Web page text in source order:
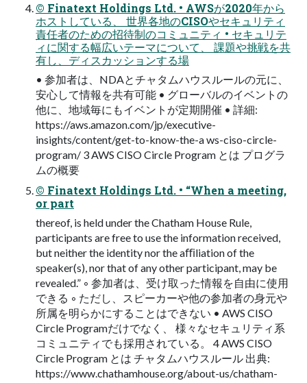
© Finatext Holdings Ltd. • AWSが2020年から
ホストしている、 世界各地のCISOやセキュリティ
責任者のための招待制のコミュニティ • セキュリテ
ィに関する幅広いテーマについて、 課題や挑戦を共
有し、ディスカッションする場
• 参加者は、NDAとチャタムハウスルールの元に、
安心して情報を共有可能 • グローバルのイベントの
他に、地域毎にもイベントが定期開催 • 詳細:
https://aws.amazon.com/jp/executive-
insights/content/get-to-know-the-a ws-ciso-circle-
program/ 3 AWS CISO Circle Program とは プログラ
ムの概要
© Finatext Holdings Ltd. • “When a meeting,
or part
thereof, is held under the Chatham House Rule,
participants are free to use the information received,
but neither the identity nor the aﬃliation of the
speaker(s), nor that of any other participant, may be
revealed.” ◦ 参加者は、受け取った情報を自由に使用
できる ◦ ただし、スピーカーや他の参加者の身元や
所属を明らかにすることはできない • AWS CISO
Circle Programだけでなく、 様々なセキュリティ系
コミュニティでも採用されている。 4 AWS CISO
Circle Program とは チャタムハウスルール 出典:
https://www.chathamhouse.org/about-us/chatham-